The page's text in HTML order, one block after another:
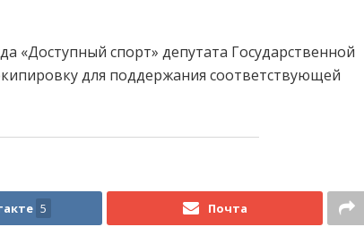
«Доступный спорт» депутата Государственной
для поддержания соответствующей
5 Почта